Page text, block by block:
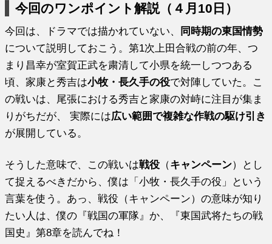
今回のワンポイント解説（４月10日）
今回は、ドラマでは描かれていない、
同時期の東国情勢
について説明しておこう。第1次上田合戦の前の年、つ
まり昌幸が室賀正武を粛清して小県を統一しつつある
頃、家康と秀吉は小牧・長久手の役で対陣していた。こ
の戦いは、尾張における秀吉と家康の対峙に注目が集ま
りがちだが、 実際には広い範囲で複雑な作戦の駆け引き
が展開している。
そうした意味で、この戦いは戦役 （キャンペーン）とし
て捉えるべきだから、僕は「小牧・長久手の役」という
言葉を使う。あっ、戦役（キャンペーン）の意味が知り
たい人は、僕の『戦国の軍隊』か、『東国武将たちの戦
国史』第8章を読んでね！